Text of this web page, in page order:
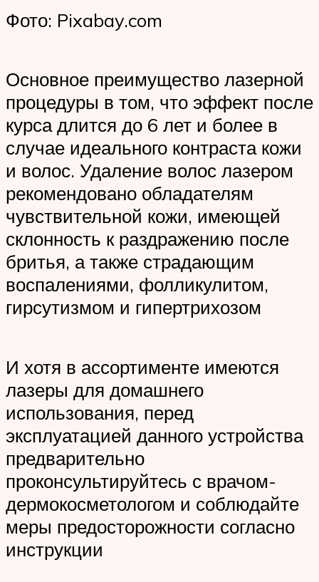
Фото: Pixabay.com
Основное преимущество лазерной
процедуры в том, что эффект после
курса длится до 6 лет и более в
случае идеального контраста кожи
и волос. Удаление волос лазером
рекомендовано обладателям
чувствительной кожи, имеющей
склонность к раздражению после
бритья, а также страдающим
воспалениями, фолликулитом,
гирсутизмом и гипертрихозом
И хотя в ассортименте имеются
лазеры для домашнего
использования, перед
эксплуатацией данного устройства
предварительно
проконсультируйтесь с врачом-
дермокосметологом и соблюдайте
меры предосторожности согласно
инструкции